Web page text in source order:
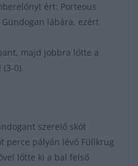
ért: Porteous
lábára, ezért
majd jobbra lőtte a
0).
szerelő skót
perce pályán lévő Füllkrug
lőtte ki a bal felső